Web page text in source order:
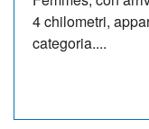
4 chilometri,
categoria....